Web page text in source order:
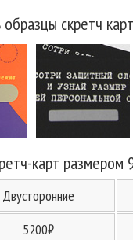
скретч
карт
Двусторонние
5200₽